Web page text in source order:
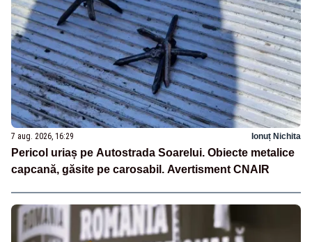
7 aug. 2026, 16:29 Ionuț Nichita
Pericol uriaș pe Autostrada Soarelui. Obiecte metalice
capcană, găsite pe carosabil. Avertisment CNAIR